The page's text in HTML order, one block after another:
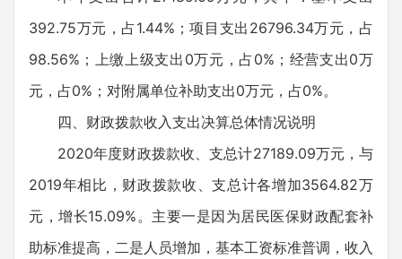
392.75万元，占1.44%；项目支出26796.34万元，占
98.56%；上缴上级支出0万元，占0%；经营支出0万
元，占0%；对附属单位补助支出0万元，占0%。
四、财政拨款收入支出决算总体情况说明
2020年度财政拨款收、支总计27189.09万元，与
2019年相比，财政拨款收、支总计各增加3564.82万
元，增长15.09%。主要一是因为居民医保财政配套补
助标准提高，二是人员增加，基本工资标准普调，收入